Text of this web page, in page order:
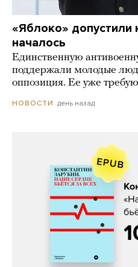
«Яблоко» допустили
началось
Единственную
поддержали молодые
оппозиция. Ее уже
НОВОСТИ день назад
Константин